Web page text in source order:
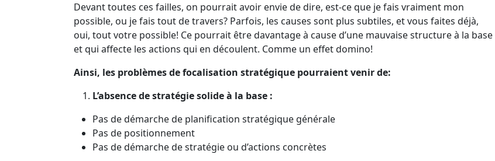
Devant toutes ces failles, on pourrait avoir envie de dire, est-ce que je fais vraiment mon
possible, ou je fais tout de travers? Parfois, les causes sont plus subtiles, et vous faites déjà,
oui, tout votre possible! Ce pourrait être davantage à cause d’une mauvaise structure à la base
et qui affecte les actions qui en découlent. Comme un effet domino!
Ainsi, les problèmes de focalisation stratégique pourraient venir de:
L’absence de stratégie solide à la base :
Pas de démarche de planification stratégique générale
Pas de positionnement
Pas de démarche de stratégie ou d’actions concrètes